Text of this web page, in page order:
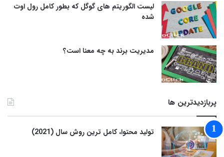
لیست الگوریتم های گوگل که بطور کامل رول اوت
شده
مدیریت برند به چه معنا است؟
پربازدیدترین ها
توليد محتوا، کامل ترین روش سال (2021)